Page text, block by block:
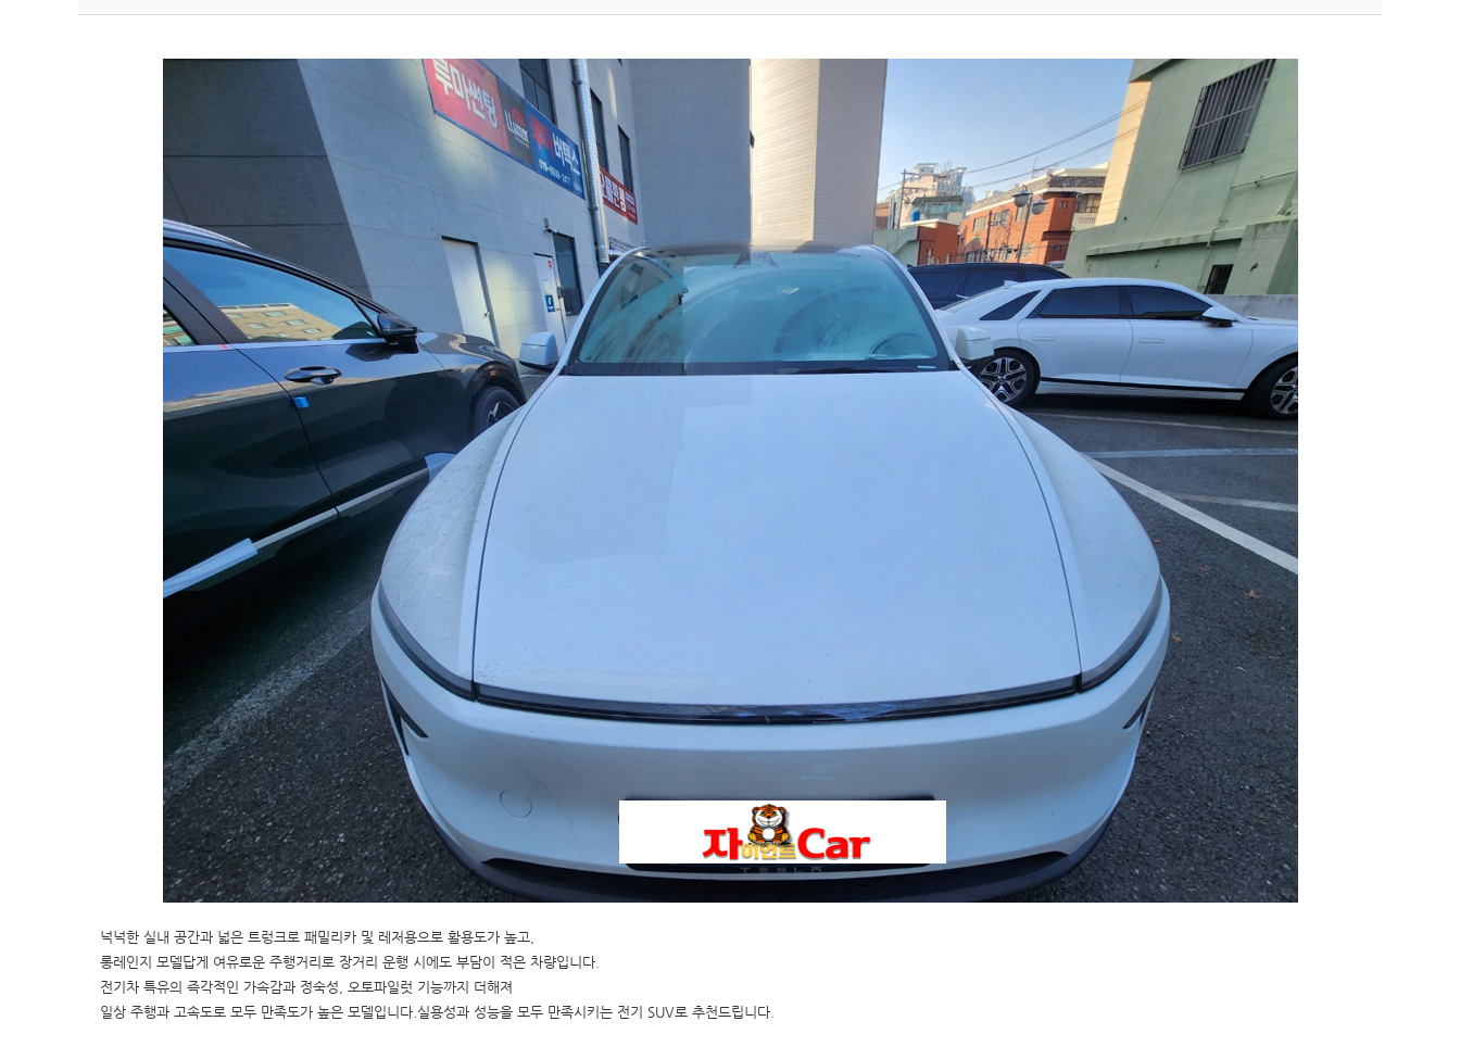
넉넉한 실내 공간과 넓은 트렁크로 패밀리카 및 레저용으로 활용도가 높고,
롱레인지 모델답게 여유로운 주행거리로 장거리 운행 시에도 부담이 적은 차량입니다.
전기차 특유의 즉각적인 가속감과 정숙성, 오토파일럿 기능까지 더해져
일상 주행과 고속도로 모두 만족도가 높은 모델입니다.실용성과 성능을 모두 만족시키는 전기 SUV로 추천드립니다.